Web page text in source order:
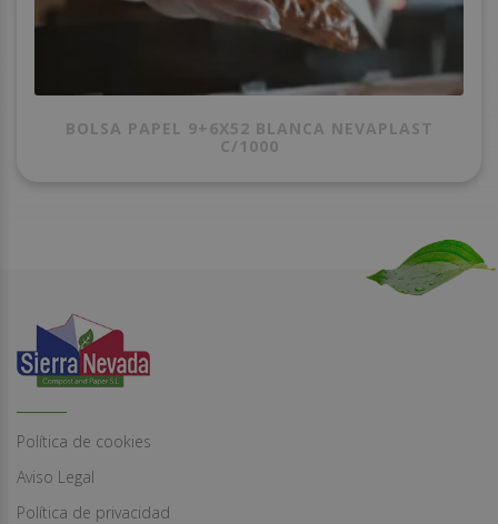
BOLSA PAPEL 9+6X52 BLANCA NEVAPLAST
C/1000
Política de cookies
Aviso Legal
Política de privacidad